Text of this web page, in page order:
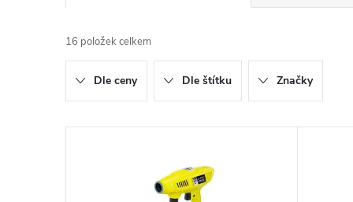
a
z
e
n
16 položek celkem
Dle ceny Dle štítku Značky